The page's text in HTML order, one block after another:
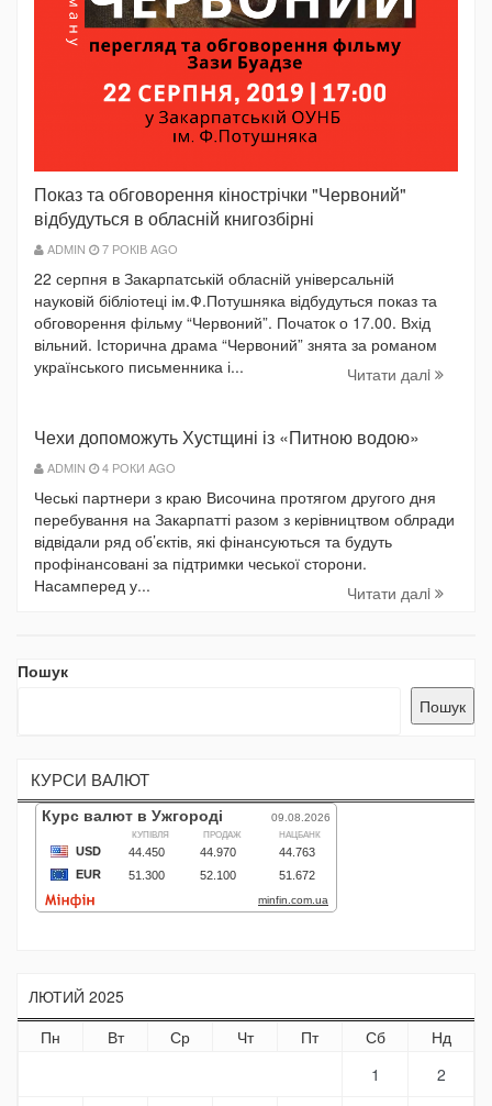
Показ та обговорення кінострічки "Червоний"
відбудуться в обласній книгозбірні
ADMIN 7 РОКІВ AGO
22 серпня в Закарпатській обласній універсальній
науковій бібліотеці ім.Ф.Потушняка відбудуться показ та
обговорення фільму “Червоний”. Початок о 17.00. Вхід
вільний. Історична драма “Червоний” знята за романом
українського письменника і...
Читати далi
Чехи допоможуть Хустщині із «Питною водою»
ADMIN 4 РОКИ AGO
Чеські партнери з краю Височина протягом другого дня
перебування на Закарпатті разом з керівництвом облради
відвідали ряд об’єктів, які фінансуються та будуть
профінансовані за підтримки чеської сторони.
Насамперед у...
Читати далi
Пошук
Пошук
КУРСИ ВАЛЮТ
ЛЮТИЙ 2025
Пн
Вт Ср Чт Пт Сб
Нд
1
2